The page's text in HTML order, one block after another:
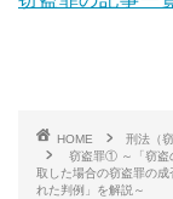
HOME
刑法（窃
窃盗罪① ～「窃盗
取した場合の窃盗罪の
れた判例」を解説～